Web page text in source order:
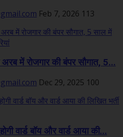
Feb 7, 2026 113
में रोजगार की बंपर सौगात, 5...
Dec 29, 2025 100
वार्ड बॉय और वार्ड आया की...